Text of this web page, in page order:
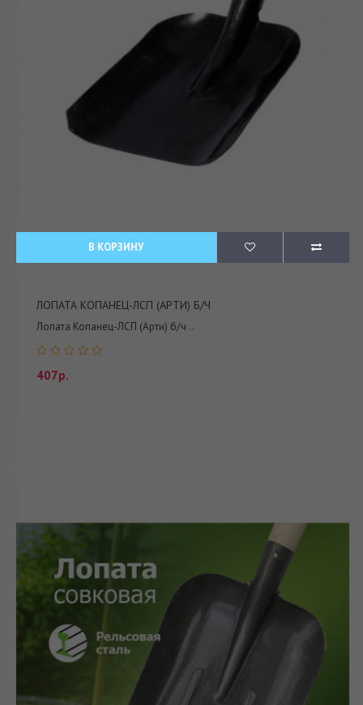
В КОРЗИНУ
ЛОПАТА КОПАНЕЦ-ЛСП (АРТИ) Б/Ч
Лопата Копанец-ЛСП (Арти) б/ч ..
407р.